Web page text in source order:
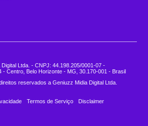
Ltda. - CNPJ: 44.198.205/0001-07 -
- Centro, Belo Horizonte - MG, 30.170-001 - Brasil
reservados a Geniuzz Midia Digital Ltda.
Termos de Serviço Disclaimer